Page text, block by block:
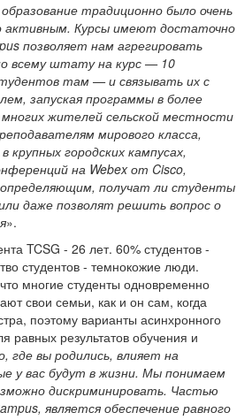
традиционно было очень
активным. Курсы имеют достаточно
позволяет нам агрегировать
всему штату на курс — 10
там — и связывать их с
запуская программы в более
жителей сельской местности
мирового класса,
крупных городских кампусах,
на Webex от Cisco,
получат ли студенты
даже позволят решить вопрос о
».
TCSG - 26 лет. 60% студентов -
студентов - темнокожие люди.
многие студенты одновременно
свои семьи, как и он сам, когда
поэтому варианты асинхронного
равных результатов обучения и
где вы родились, влияет на
у вас будут в жизни. Мы понимаем
дискриминировать. Частью
является обеспечение равного